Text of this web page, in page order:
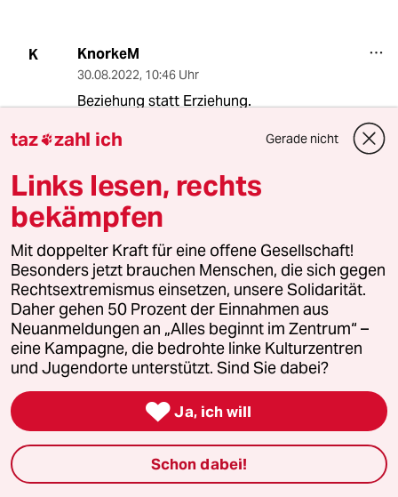
K KnorkeM
30.08.2022, 10:46 Uhr
Beziehung statt Erziehung.
Man sollte auch mal seine Karten offen legen
und zugeben, keine Lust auf richtige Nudeln
und kein Verständnis für die Perspektive zu
haben, einen Apfel als Ersatz anbieten und
guten Appetit wünschen.
Wenn man keine Gefühle zeigt, können auch
Kinder nicht empathisch reagieren.
Encantado
30.08.2022,09:23 Uhr
Autorität, Kontrolle und Abwertung sind
demnach alles dasselbe?
Ich vermisse auch die Verantwortung
gegenüber dem mir vom Schicksal
taz zahl ich Gerade nicht
Links lesen, rechts
bekämpfen
Mit doppelter Kraft für eine offene Gesellschaft!
Besonders jetzt brauchen Menschen, die sich gegen
Rechtsextremismus einsetzen, unsere Solidarität.
Daher gehen 50 Prozent der Einnahmen aus
Neuanmeldungen an „Alles beginnt im Zentrum“ –
eine Kampagne, die bedrohte linke Kulturzentren
und Jugendorte unterstützt. Sind Sie dabei?
 Ja, ich will
Schon dabei!